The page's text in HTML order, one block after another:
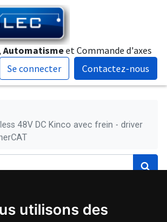
utilisons des
Automatismeet Commande d'axes
Se connecter
Contactez-nous
48V DC Kinco avec frein - driver